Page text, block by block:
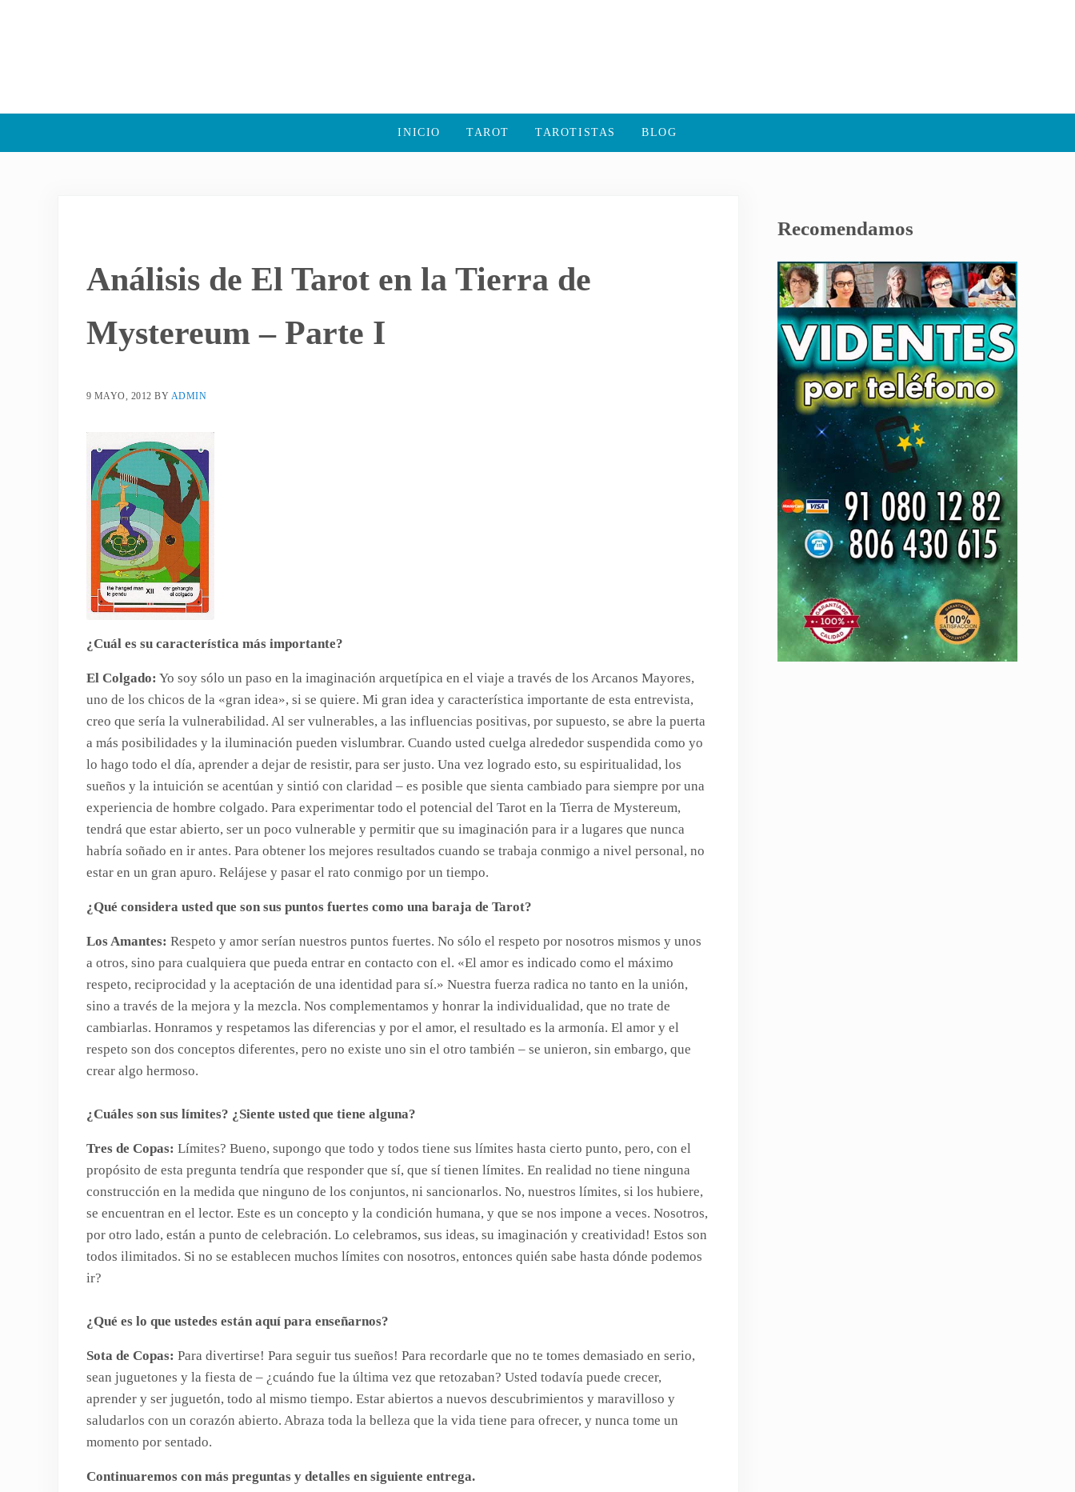
INICIO TAROT TAROTISTAS BLOG
Análisis de El Tarot en la Tierra de
Mystereum – Parte I
9 MAYO, 2012 BY ADMIN
¿Cuál es su característica más importante?
El Colgado: Yo soy sólo un paso en la imaginación arquetípica en el viaje a través de los Arcanos Mayores,
uno de los chicos de la «gran idea», si se quiere. Mi gran idea y característica importante de esta entrevista,
creo que sería la vulnerabilidad. Al ser vulnerables, a las influencias positivas, por supuesto, se abre la puerta
a más posibilidades y la iluminación pueden vislumbrar. Cuando usted cuelga alrededor suspendida como yo
lo hago todo el día, aprender a dejar de resistir, para ser justo. Una vez logrado esto, su espiritualidad, los
sueños y la intuición se acentúan y sintió con claridad – es posible que sienta cambiado para siempre por una
experiencia de hombre colgado. Para experimentar todo el potencial del Tarot en la Tierra de Mystereum,
tendrá que estar abierto, ser un poco vulnerable y permitir que su imaginación para ir a lugares que nunca
habría soñado en ir antes. Para obtener los mejores resultados cuando se trabaja conmigo a nivel personal, no
estar en un gran apuro. Relájese y pasar el rato conmigo por un tiempo.
¿Qué considera usted que son sus puntos fuertes como una baraja de Tarot?
Los Amantes: Respeto y amor serían nuestros puntos fuertes. No sólo el respeto por nosotros mismos y unos
a otros, sino para cualquiera que pueda entrar en contacto con el. «El amor es indicado como el máximo
respeto, reciprocidad y la aceptación de una identidad para sí.» Nuestra fuerza radica no tanto en la unión,
sino a través de la mejora y la mezcla. Nos complementamos y honrar la individualidad, que no trate de
cambiarlas. Honramos y respetamos las diferencias y por el amor, el resultado es la armonía. El amor y el
respeto son dos conceptos diferentes, pero no existe uno sin el otro también – se unieron, sin embargo, que
crear algo hermoso.
¿Cuáles son sus límites? ¿Siente usted que tiene alguna?
Tres de Copas: Límites? Bueno, supongo que todo y todos tiene sus límites hasta cierto punto, pero, con el
propósito de esta pregunta tendría que responder que sí, que sí tienen límites. En realidad no tiene ninguna
construcción en la medida que ninguno de los conjuntos, ni sancionarlos. No, nuestros límites, si los hubiere,
se encuentran en el lector. Este es un concepto y la condición humana, y que se nos impone a veces. Nosotros,
por otro lado, están a punto de celebración. Lo celebramos, sus ideas, su imaginación y creatividad! Estos son
todos ilimitados. Si no se establecen muchos límites con nosotros, entonces quién sabe hasta dónde podemos
ir?
¿Qué es lo que ustedes están aquí para enseñarnos?
Sota de Copas: Para divertirse! Para seguir tus sueños! Para recordarle que no te tomes demasiado en serio,
sean juguetones y la fiesta de – ¿cuándo fue la última vez que retozaban? Usted todavía puede crecer,
aprender y ser juguetón, todo al mismo tiempo. Estar abiertos a nuevos descubrimientos y maravilloso y
saludarlos con un corazón abierto. Abraza toda la belleza que la vida tiene para ofrecer, y nunca tome un
momento por sentado.
Continuaremos con más preguntas y detalles en siguiente entrega.
Recomendamos